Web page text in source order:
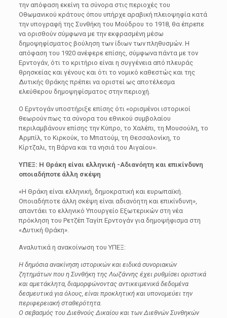
την απόφαση εκείνη τα σύνορα στις περιοχές του
Οθωμανικού κράτους όπου υπήρχε αραβική πλειοψηφία κατά
την υπογραφή της Συνθήκη του Μούδρου το 1918, θα έπρεπε
να ορισθούν σύμφωνα με την εκφρασμένη μέσω
δημοψηφίσματος βούληση των ίδιων των πληθυσμών. Η
απόφαση του 1920 ανέφερε επίσης, σύμφωνα πάντα με τον
Ερντογάν, ότι το κριτήριο είναι η συγγένεια από πλευράς
θρησκείας και γένους και ότι το νομικό καθεστώς και της
Δυτικής Θράκης πρέπει να οριστεί ως αποτέλεσμα
ελεύθερου δημοψηφίσματος στην περιοχή.
Ο Ερντογάν υποστήριξε επίσης ότι «ορισμένοι ιστορικοί
θεωρούν πως τα σύνορα του εθνικού συμβολαίου
περιλαμβάνουν επίσης την Κύπρο, το Χαλέπι, τη Μουσούλη, το
Αρμπίλ, το Κιρκούκ, το Μπατούμ, τη Θεσσαλονίκη, το
Κίρτζαλι, τη Βάρνα και τα νησιά του Αιγαίου».
ΥΠΕΞ: Η Θράκη είναι ελληνική -Aδιανόητη και επικίνδυνη
οποιαδήποτε άλλη σκέψη
«Η Θράκη είναι ελληνική, δημοκρατική και ευρωπαϊκή.
Οποιαδήποτε άλλη σκέψη είναι αδιανόητη και επικίνδυνη»,
απαντάει το ελληνικό Υπουργείο Εξωτερικών στη νέα
πρόκληση του Ρετζέπ Ταγίπ Ερντογάν για δημοψήφισμα στη
«Δυτική Θράκη».
Αναλυτικά η ανακοίνωση του ΥΠΕΞ:
Η δημόσια ανακίνηση ιστορικών και ειδικά συνοριακών
ζητημάτων που η Συνθήκη της Λωζάννης έχει ρυθμίσει οριστικά
και αμετάκλητα, διαμορφώνοντας αντικειμενικά δεδομένα
δεσμευτικά για όλους, είναι προκλητική και υπονομεύει την
περιφερειακή σταθερότητα.
Ο σεβασμός του Διεθνούς Δικαίου και των Διεθνών Συνθηκών